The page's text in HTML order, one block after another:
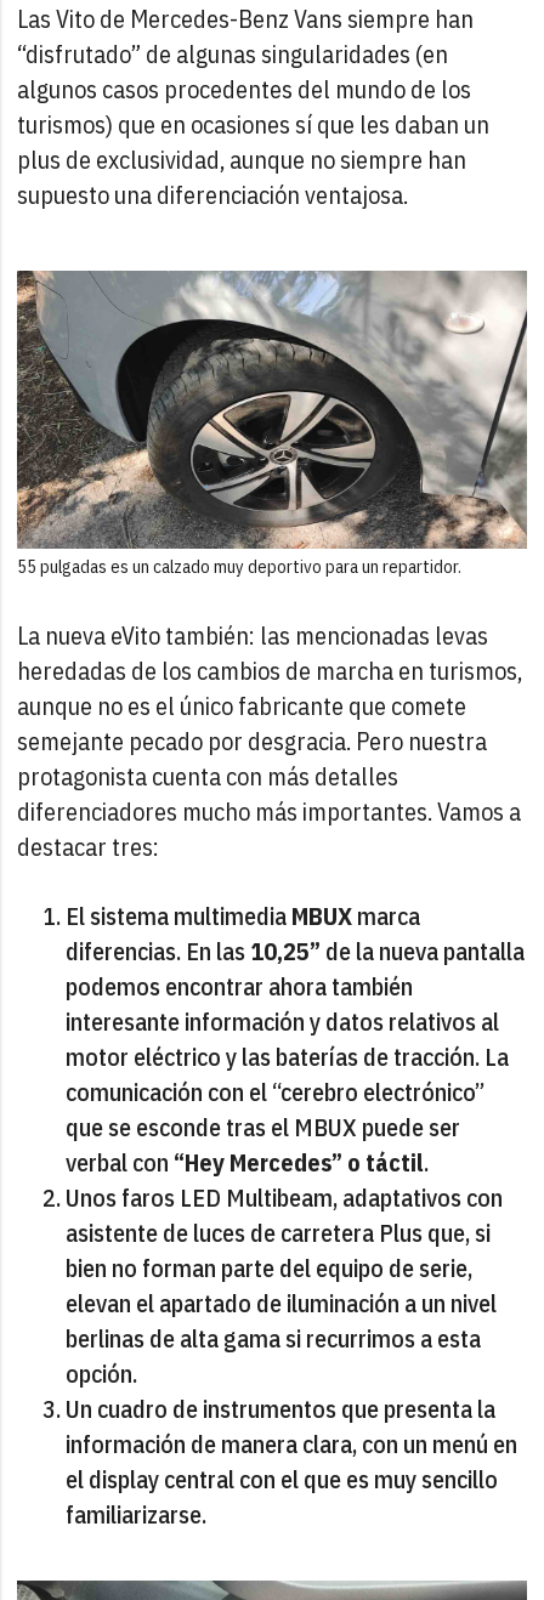
Las Vito de Mercedes-Benz Vans siempre han
“disfrutado” de algunas singularidades (en
algunos casos procedentes del mundo de los
turismos) que en ocasiones sí que les daban un
plus de exclusividad, aunque no siempre han
supuesto una diferenciación ventajosa.
55 pulgadas es un calzado muy deportivo para un repartidor.
La nueva eVito también: las mencionadas levas
heredadas de los cambios de marcha en turismos,
aunque no es el único fabricante que comete
semejante pecado por desgracia. Pero nuestra
protagonista cuenta con más detalles
diferenciadores mucho más importantes. Vamos a
destacar tres:
El sistema multimediaMBUXmarca
diferencias. En las10,25” de la nueva pantalla
podemos encontrar ahora también
interesante información y datos relativos al
motor eléctrico y las baterías de tracción. La
comunicación con el “cerebro electrónico”
que se esconde tras el MBUX puede ser
verbal con “Hey Mercedes” o táctil.
Unos faros LED Multibeam, adaptativos con
asistente de luces de carretera Plus que, si
bien no forman parte del equipo de serie,
elevan el apartado de iluminación a un nivel
berlinas de alta gama si recurrimos a esta
opción.
Un cuadro de instrumentos que presenta la
información de manera clara, con un menú en
el display central con el que es muy sencillo
familiarizarse.